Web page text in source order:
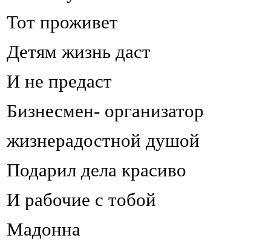
Тот проживет
Детям жизнь даст
И не предаст
Бизнесмен- организатор
жизнерадостной душой
Подарил дела красиво
И рабочие с тобой
Мадонна